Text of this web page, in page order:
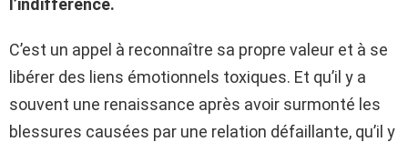
l’indifférence.
C’est un appel à reconnaître sa propre valeur et à se
libérer des liens émotionnels toxiques. Et qu’il y a
souvent une renaissance après avoir surmonté les
blessures causées par une relation défaillante, qu’il y